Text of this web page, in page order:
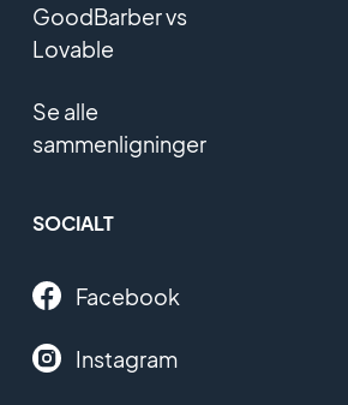
GoodBarber vs
Lovable
Se alle
sammenligninger
SOCIALT
Facebook
Instagram